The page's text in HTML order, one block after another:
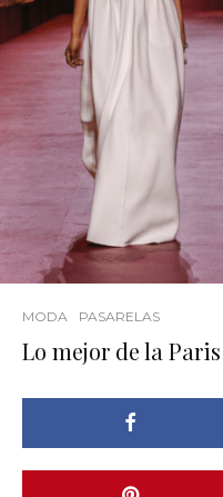
MODA PASARELAS
Lo mejor de la